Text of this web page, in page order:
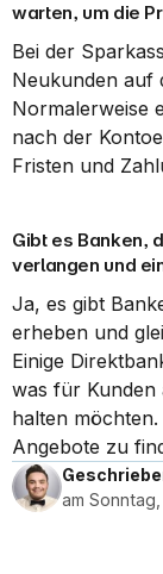
warten, um die
Bei der
Neukunden auf
Normalerweise
nach der
Fristen und
Gibt es Banken,
verlangen und
Ja, es gibt
erheben und
Einige
was für Kunden
halten
Angebote zu
am